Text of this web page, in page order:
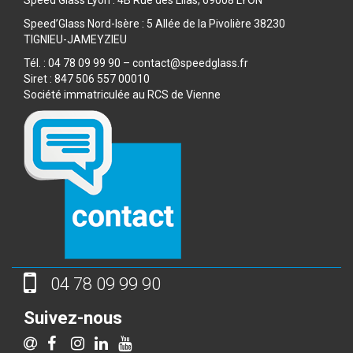
Speed’Glass Nord-Isère : 5 Allée de la Pivolière 38230
TIGNIEU-JAMEYZIEU
Tél. : 04 78 09 99 90 – contact@speedglass.fr
Siret : 847 506 557 00010
Société immatriculée au RCS de Vienne
04 78 09 99 90
Suivez-nous